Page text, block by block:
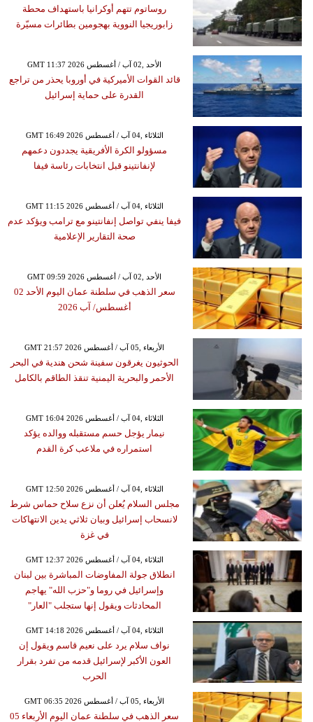
روساتوم تتهم أوكرانيا باستهداف محطة
زابوريجيا النووية بهجومين بطائرات مسيّرة
GMT 11:37 2026 الأحد ,02 آب / أغسطس
قائد القوات الأميركية في أوروبا يحذر من تراجع
القدرة على حماية إسرائيل
GMT 16:49 2026 الثلاثاء ,04 آب / أغسطس
مسؤولو الكرة الأفريقية يجددون دعمهم
لإنفانتينو قبل انتخابات رئاسة فيفا
GMT 11:15 2026 الثلاثاء ,04 آب / أغسطس
فيفا ينفي تواصل إنفانتينو مع ترامب ويؤكد عدم
صحة التقارير الإعلامية
GMT 09:59 2026 الأحد ,02 آب / أغسطس
سعر الذهب في سلطنة عمان اليوم الأحد 02
أغسطس/ آب 2026
GMT 21:57 2026 الأربعاء ,05 آب / أغسطس
الحوثيون يغرقون سفينة شحن هندية في البحر
الأحمر والبحرية اليمنية تنقذ الطاقم بالكامل
GMT 16:04 2026 الثلاثاء ,04 آب / أغسطس
نيمار يؤجل حسم مستقبله ووالده يؤكد
استمراره في ملاعب كرة القدم
GMT 12:50 2026 الثلاثاء ,04 آب / أغسطس
مجلس السلام يُعلن أن نزع سلاح حماس شرط
لانسحاب إسرائيل وبيان ثلاثي يدين الانتهاكات
في غزة
GMT 12:37 2026 الثلاثاء ,04 آب / أغسطس
انطلاق جولة المفاوضات المباشرة بين لبنان
وإسرائيل في روما و"حزب الله" يهاجم
المحادثات ويقول إنها ستجلب "العار"
GMT 14:18 2026 الثلاثاء ,04 آب / أغسطس
نواف سلام يرد على نعيم قاسم ويقول إن
العون الأكبر لإسرائيل قدمه من تفرد بقرار
الحرب
GMT 06:35 2026 الأربعاء ,05 آب / أغسطس
سعر الذهب في سلطنة عمان اليوم الأربعاء 05